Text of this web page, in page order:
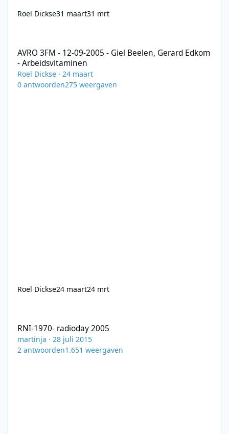
Roel Dickse31 maart31 mrt
AVRO 3FM - 12-09-2005 - Giel Beelen, Gerard Edkom
- Arbeidsvitaminen
Roel Dickse · 24 maart
0 antwoorden275 weergaven
Roel Dickse24 maart24 mrt
RNI-1970- radioday 2005
martinja · 28 juli 2015
2 antwoorden1.651 weergaven